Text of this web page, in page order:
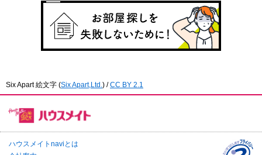
Six Apart 絵文字 (Six Apart,Ltd. ) /CC BY 2.1
ハウスメイトnaviとは